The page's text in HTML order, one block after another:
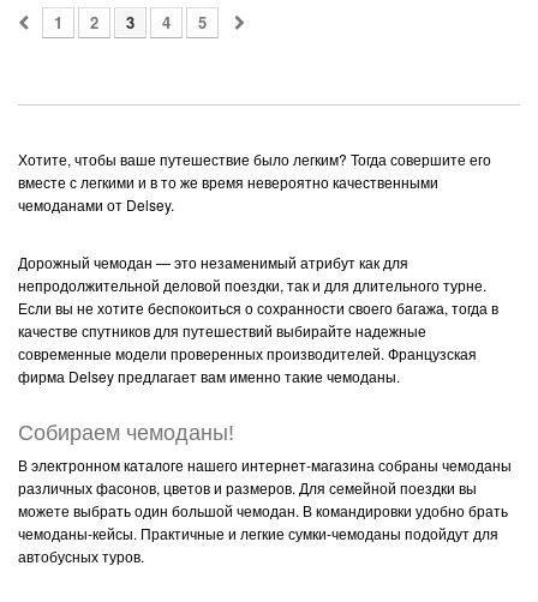
1 2 3 4 5
Хотите, чтобы ваше путешествие было легким? Тогда совершите его
вместе с легкими и в то же время невероятно качественными
чемоданами от Delsey.
Дорожный чемодан — это незаменимый атрибут как для
непродолжительной деловой поездки, так и для длительного турне.
Если вы не хотите беспокоиться о сохранности своего багажа, тогда в
качестве спутников для путешествий выбирайте надежные
современные модели проверенных производителей. Французская
фирма Delsey предлагает вам именно такие чемоданы.
Собираем чемоданы!
В электронном каталоге нашего интернет-магазина собраны чемоданы
различных фасонов, цветов и размеров. Для семейной поездки вы
можете выбрать один большой чемодан. В командировки удобно брать
чемоданы-кейсы. Практичные и легкие сумки-чемоданы подойдут для
автобусных туров.